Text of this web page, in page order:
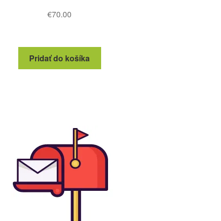
€70.00
Pridať do košíka